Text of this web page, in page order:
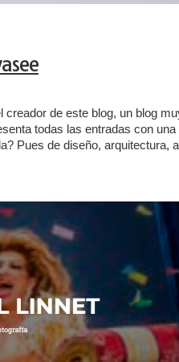
creador de este blog, un blog
todas las entradas con
Pues de diseño, arquitectura,